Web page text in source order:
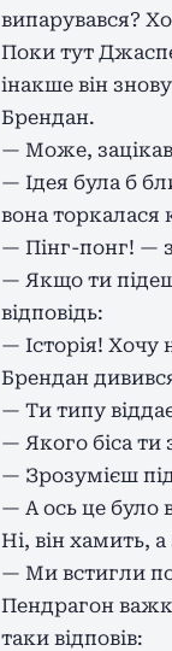
випарувався?
Поки тут
інакше він
Брендан.
— Може,
— Ідея була б
вона торкалася
— Пінг-понг! —
— Якщо ти підеш
відповідь:
— Історія! Хочу
Брендан
— Ти типу
— Якого біса
— Зрозумієш
— А ось це було
Ні, він хамить,
— Ми встигли
Пендрагон
таки відповів: